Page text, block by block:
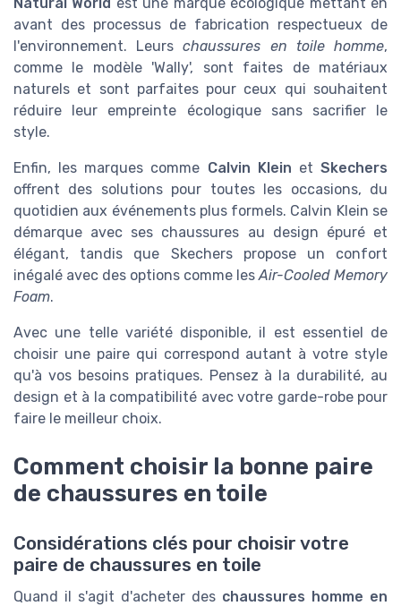
avant des processus de fabrication respectueux de
l'environnement. Leurschaussures en toile homme,
comme le modèle 'Wally', sont faites de matériaux
naturels et sont parfaites pour ceux qui souhaitent
réduire leur empreinte écologique sans sacrifier le
style.
Enfin, les marques comme Calvin Klein etSkechers
offrent des solutions pour toutes les occasions, du
quotidien aux événements plus formels. Calvin Klein se
démarque avec ses chaussures au design épuré et
élégant, tandis que Skechers propose un confort
inégalé avec des options comme les Air-Cooled Memory
Foam.
Avec une telle variété disponible, il est essentiel de
choisir une paire qui correspond autant à votre style
qu'à vos besoins pratiques. Pensez à la durabilité, au
design et à la compatibilité avec votre garde-robe pour
faire le meilleur choix.
Comment choisir la bonne paire
de chaussures en toile
Considérations clés pour choisir votre
paire de chaussures en toile
Quand il s'agit d'acheter des chaussures homme en